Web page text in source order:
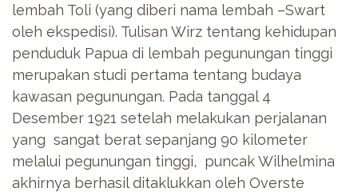
lembah Toli (yang diberi nama lembah –Swart
oleh ekspedisi). Tulisan Wirz tentang kehidupan
penduduk Papua di lembah pegunungan tinggi
merupakan studi pertama tentang budaya
kawasan pegunungan. Pada tanggal 4
Desember 1921 setelah melakukan perjalanan
yang sangat berat sepanjang 90 kilometer
melalui pegunungan tinggi, puncak Wilhelmina
akhirnya berhasil ditaklukkan oleh Overste